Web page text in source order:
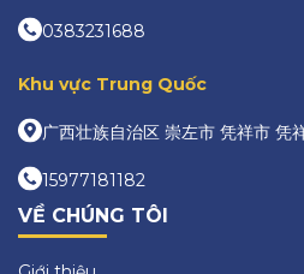
0383231688
Khu vực Trung Quốc
广西壮族自治区 崇左市 凭祥市 凭
15977181182
VỀ CHÚNG TÔI